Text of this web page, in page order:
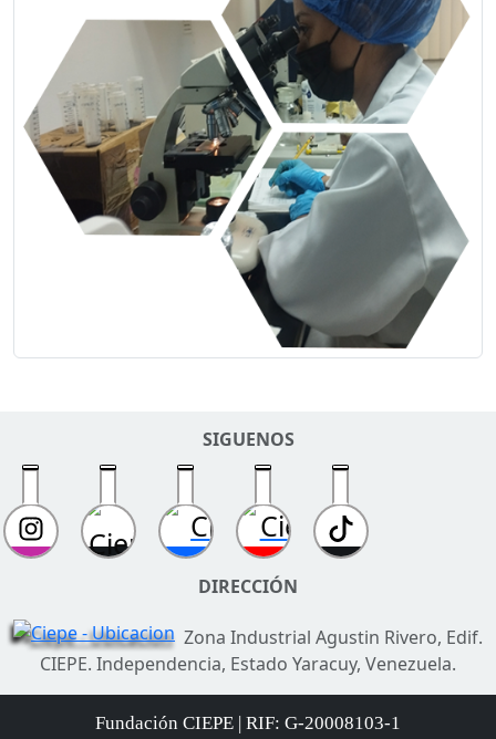
SIGUENOS
DIRECCIÓN
Zona Industrial Agustin Rivero, Edif.
CIEPE. Independencia, Estado Yaracuy, Venezuela.
Fundación CIEPE | RIF: G-20008103-1